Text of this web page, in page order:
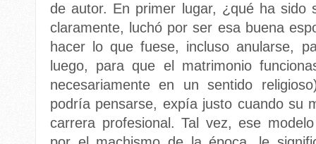
de autor. En primer lugar, ¿qué ha sido
claramente, luchó por ser esa buena
hacer lo que fuese, incluso anularse,
luego, para que el matrimonio
necesariamente en un sentido
podría pensarse, expía justo cuando su
carrera profesional. Tal vez, ese